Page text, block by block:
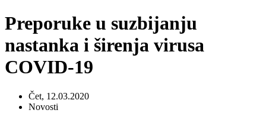
Preporuke u suzbijanju
nastanka i širenja virusa
COVID-19
Čet, 12.03.2020
Novosti